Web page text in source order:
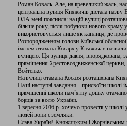
Роман Коваль. Але, на превеликий жаль,
центральна вулиця Княжичів дістала
ОДА мені пояснила: на цій вулиці
більше року, після побудови нового
використовується лише як каплиця, де
Розпорядженням голови Київської
іменем отамана Косаря у Княжичах
вулицею. Ця вулиця давня, впорядкована,
приміщення Хрестовоздвиженської церкви,
Войтенко.
На вулиці отамана Косаря розташована
Наші наступні завдання – присвоїти
приміщенні школи пам`ятну дошку
борців за волю України.
1 вересня 2016 р. хочемо провести у школі
людей вони є земляки.
Слава Україні! Княжицьким і Жорнівським